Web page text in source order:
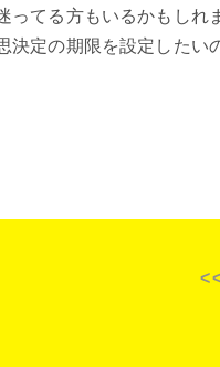
ってる方もいるかもしれ
決定の期限を設定したい